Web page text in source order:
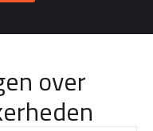
over